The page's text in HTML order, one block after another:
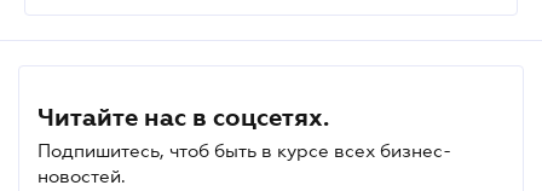
Читайте нас в соцсетях.
Подпишитесь, чтоб быть в курсе всех бизнес-
новостей.